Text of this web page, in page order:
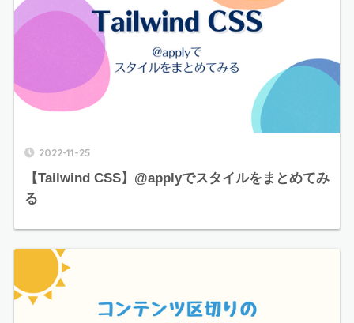
2022-11-25
【Tailwind CSS】@applyでスタイルをまとめてみ
る